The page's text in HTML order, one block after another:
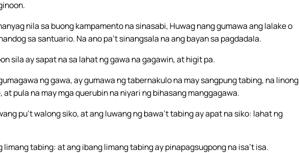
nila sa buong kampamento na sinasabi, Huwag nang gumawa ang lalake o
sa santuario. Na ano pa’t sinangsala na ang bayan sa pagdadala.
sila ay sapat na sa lahat ng gawa na gagawin, at higit pa.
ng gawa, ay gumawa ng tabernakulo na may sangpung tabing, na linong
pula na may mga querubin na niyari ng bihasang manggagawa.
pu’t walong siko, at ang luwang ng bawa’t tabing ay apat na siko: lahat ng
limang tabing: at ang ibang limang tabing ay pinapagsugpong na isa’t isa.